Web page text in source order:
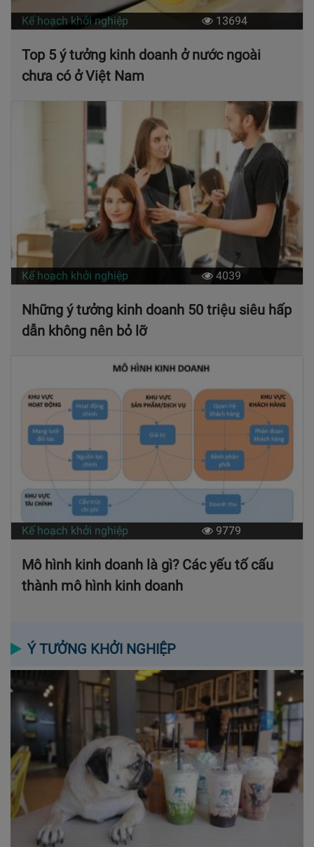
Kế hoạch khởi nghiệp 13694
Top 5 ý tưởng kinh doanh ở nước ngoài
chưa có ở Việt Nam
Kế hoạch khởi nghiệp 4039
Những ý tưởng kinh doanh 50 triệu siêu hấp
dẫn không nên bỏ lỡ
Kế hoạch khởi nghiệp 9779
Mô hình kinh doanh là gì? Các yếu tố cấu
thành mô hình kinh doanh
Ý TƯỞNG KHỞI NGHIỆP